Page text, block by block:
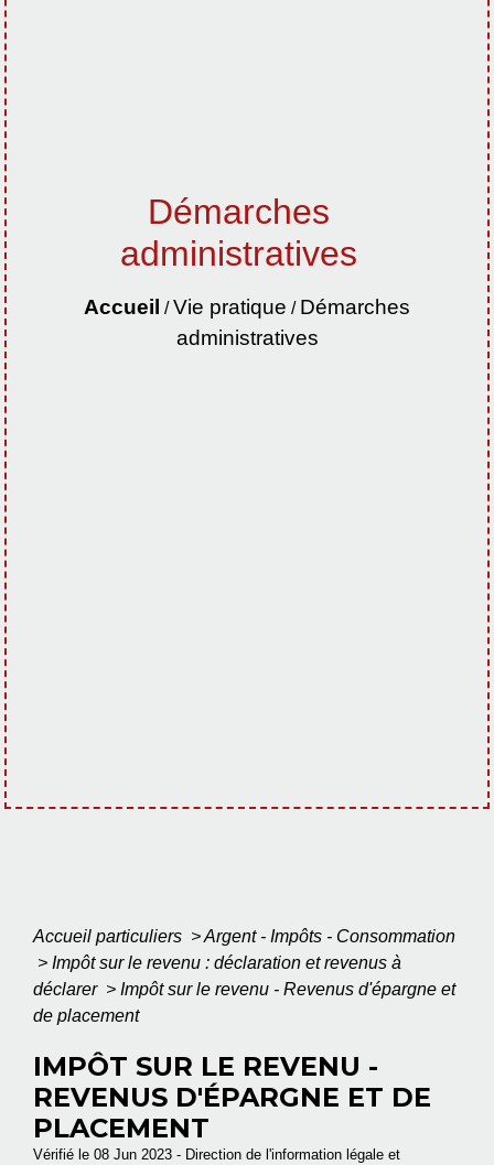
Démarches
administratives
Accueil /Vie pratique / Démarches
administratives
Accueil particuliers >Argent - Impôts - Consommation
> Impôt sur le revenu : déclaration et revenus à
déclarer > Impôt sur le revenu - Revenus d'épargne et
de placement
IMPÔT SUR LE REVENU -
REVENUS D'ÉPARGNE ET DE
PLACEMENT
Vérifié le 08 Jun 2023 - Direction de l'information légale et